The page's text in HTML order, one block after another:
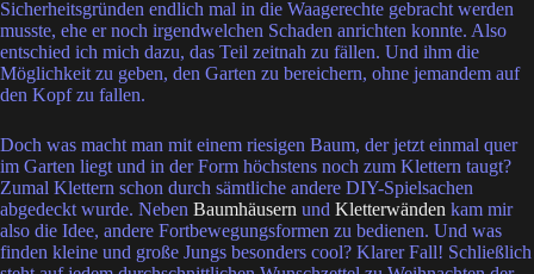
Sicherheitsgründen endlich mal in die Waagerechte gebracht werden
musste, ehe er noch irgendwelchen Schaden anrichten konnte. Also
entschied ich mich dazu, das Teil zeitnah zu fällen. Und ihm die
Möglichkeit zu geben, den Garten zu bereichern, ohne jemandem auf
den Kopf zu fallen.
Doch was macht man mit einem riesigen Baum, der jetzt einmal quer
im Garten liegt und in der Form höchstens noch zum Klettern taugt?
Zumal Klettern schon durch sämtliche andere DIY-Spielsachen
abgedeckt wurde. Neben Baumhäusern und Kletterwänden kam mir
also die Idee, andere Fortbewegungsformen zu bedienen. Und was
finden kleine und große Jungs besonders cool? Klarer Fall! Schließlich